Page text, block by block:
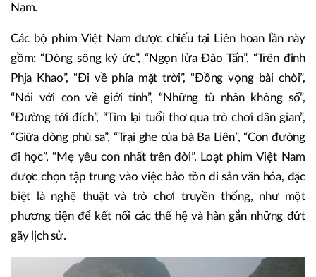
Nam.
Các bộ phim Việt Nam được chiếu tại Liên hoan lần này
gồm: “Dòng sông ký ức”, “Ngọn lửa Đào Tấn”, “Trên đỉnh
Phja Khao”, “Đi về phía mặt trời”, “Đồng vọng bài chòi”,
“Nói với con về giới tính”, “Những tù nhân không số”,
“Đường tới đích”, “Tìm lại tuổi thơ qua trò chơi dân gian”,
“Giữa dòng phù sa”, “Trại ghe của bà Ba Liên”, “Con đường
đi học”, “Mẹ yêu con nhất trên đời”. Loạt phim Việt Nam
được chọn tập trung vào việc bảo tồn di sản văn hóa, đặc
biệt là nghệ thuật và trò chơi truyền thống, như một
phương tiện để kết nối các thế hệ và hàn gắn những đứt
gãy lịch sử.